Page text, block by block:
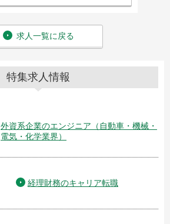
求人一覧に戻る
特集求人情報
外資系企業のエンジニア（自動車・機械・
電気・化学業界）
経理財務のキャリア転職